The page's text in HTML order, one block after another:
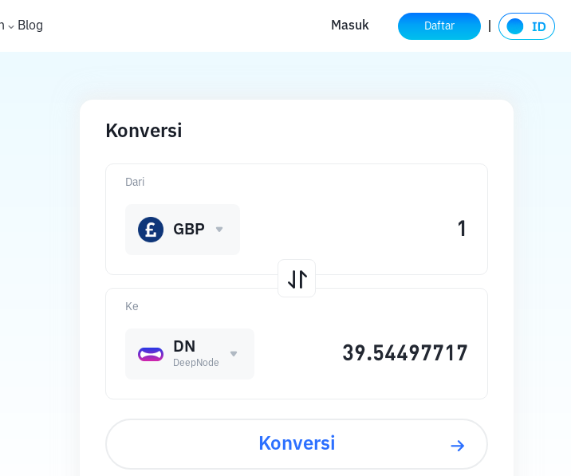
Blog Masuk Daftar
Konversi
Ke
DN
DeepNode
Dari
GBP
Konversi